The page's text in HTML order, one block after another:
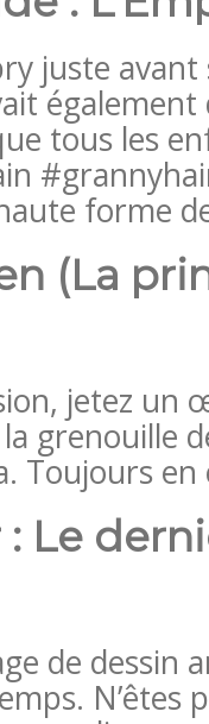
juste avant
également
tous les
forme
(La
jetez un
grenouille
Toujours en
: Le
de dessin
N’êtes